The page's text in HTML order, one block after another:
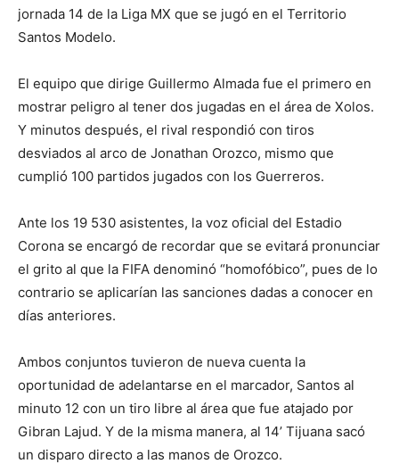
jornada 14 de la Liga MX que se jugó en el Territorio
Santos Modelo.
El equipo que dirige Guillermo Almada fue el primero en
mostrar peligro al tener dos jugadas en el área de Xolos.
Y minutos después, el rival respondió con tiros
desviados al arco de Jonathan Orozco, mismo que
cumplió 100 partidos jugados con los Guerreros.
Ante los 19 530 asistentes, la voz oficial del Estadio
Corona se encargó de recordar que se evitará pronunciar
el grito al que la FIFA denominó “homofóbico”, pues de lo
contrario se aplicarían las sanciones dadas a conocer en
días anteriores.
Ambos conjuntos tuvieron de nueva cuenta la
oportunidad de adelantarse en el marcador, Santos al
minuto 12 con un tiro libre al área que fue atajado por
Gibran Lajud. Y de la misma manera, al 14’ Tijuana sacó
un disparo directo a las manos de Orozco.